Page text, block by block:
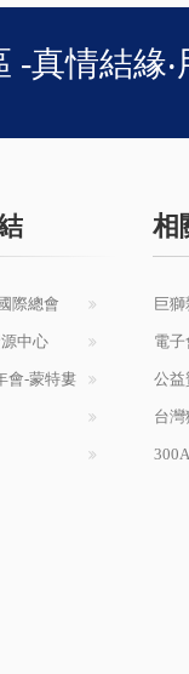
-真情結緣
際總會
中心
會-蒙特婁
相
巨
電子
公益
台